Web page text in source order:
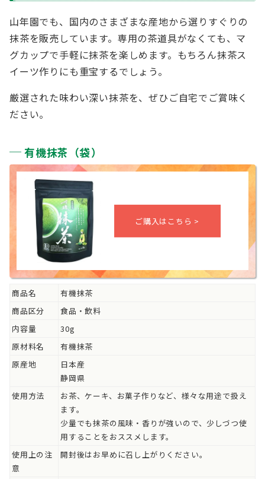
山年園でも、国内のさまざまな産地から選りすぐりの
抹茶を販売しています。専用の茶道具がなくても、マ
グカップで手軽に抹茶を楽しめます。もちろん抹茶ス
イーツ作りにも重宝するでしょう。
厳選された味わい深い抹茶を、ぜひご自宅でご賞味く
ださい。
有機抹茶（袋）
商品名
有機抹茶
商品区分
食品・飲料
内容量
30g
原材料名
有機抹茶
原産地
日本産
静岡県
使用方法
お茶、ケーキ、お菓子作りなど、様々な用途で扱え
ます。
少量でも抹茶の風味・香りが強いので、少しづつ使
用することをおススメします。
使用上の注
意
開封後はお早めに召し上がりください。